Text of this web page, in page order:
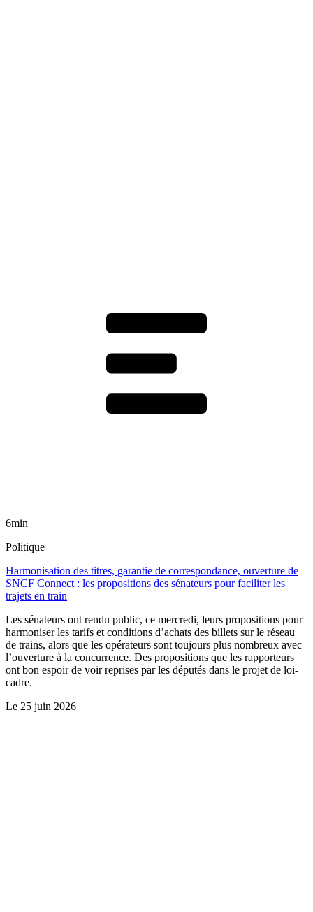
6min
Politique
Harmonisation des titres, garantie de correspondance, ouverture de
SNCF Connect : les propositions des sénateurs pour faciliter les
trajets en train
Les sénateurs ont rendu public, ce mercredi, leurs propositions pour
harmoniser les tarifs et conditions d’achats des billets sur le réseau
de trains, alors que les opérateurs sont toujours plus nombreux avec
l’ouverture à la concurrence. Des propositions que les rapporteurs
ont bon espoir de voir reprises par les députés dans le projet de loi-
cadre.
Le 25 juin 2026